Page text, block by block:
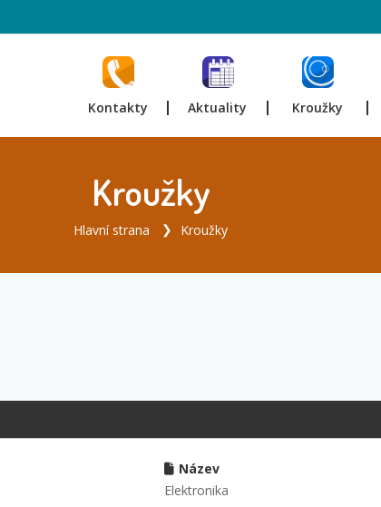
Kontakty Aktuality Kroužky
Kroužky
Hlavní strana Kroužky
Název
Elektronika